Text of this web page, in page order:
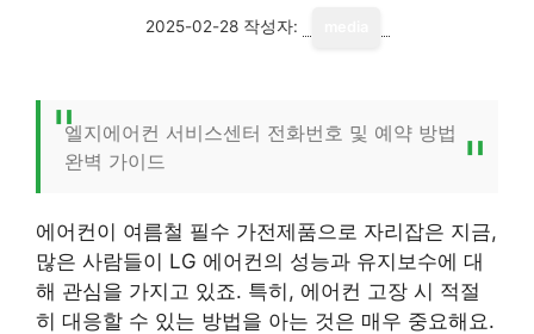
2025-02-28 작성자:
엘지에어컨 서비스센터 전화번호 및 예약 방법
완벽 가이드
에어컨이 여름철 필수 가전제품으로 자리잡은 지금,
많은 사람들이 LG 에어컨의 성능과 유지보수에 대
해 관심을 가지고 있죠. 특히, 에어컨 고장 시 적절
히 대응할 수 있는 방법을 아는 것은 매우 중요해요.